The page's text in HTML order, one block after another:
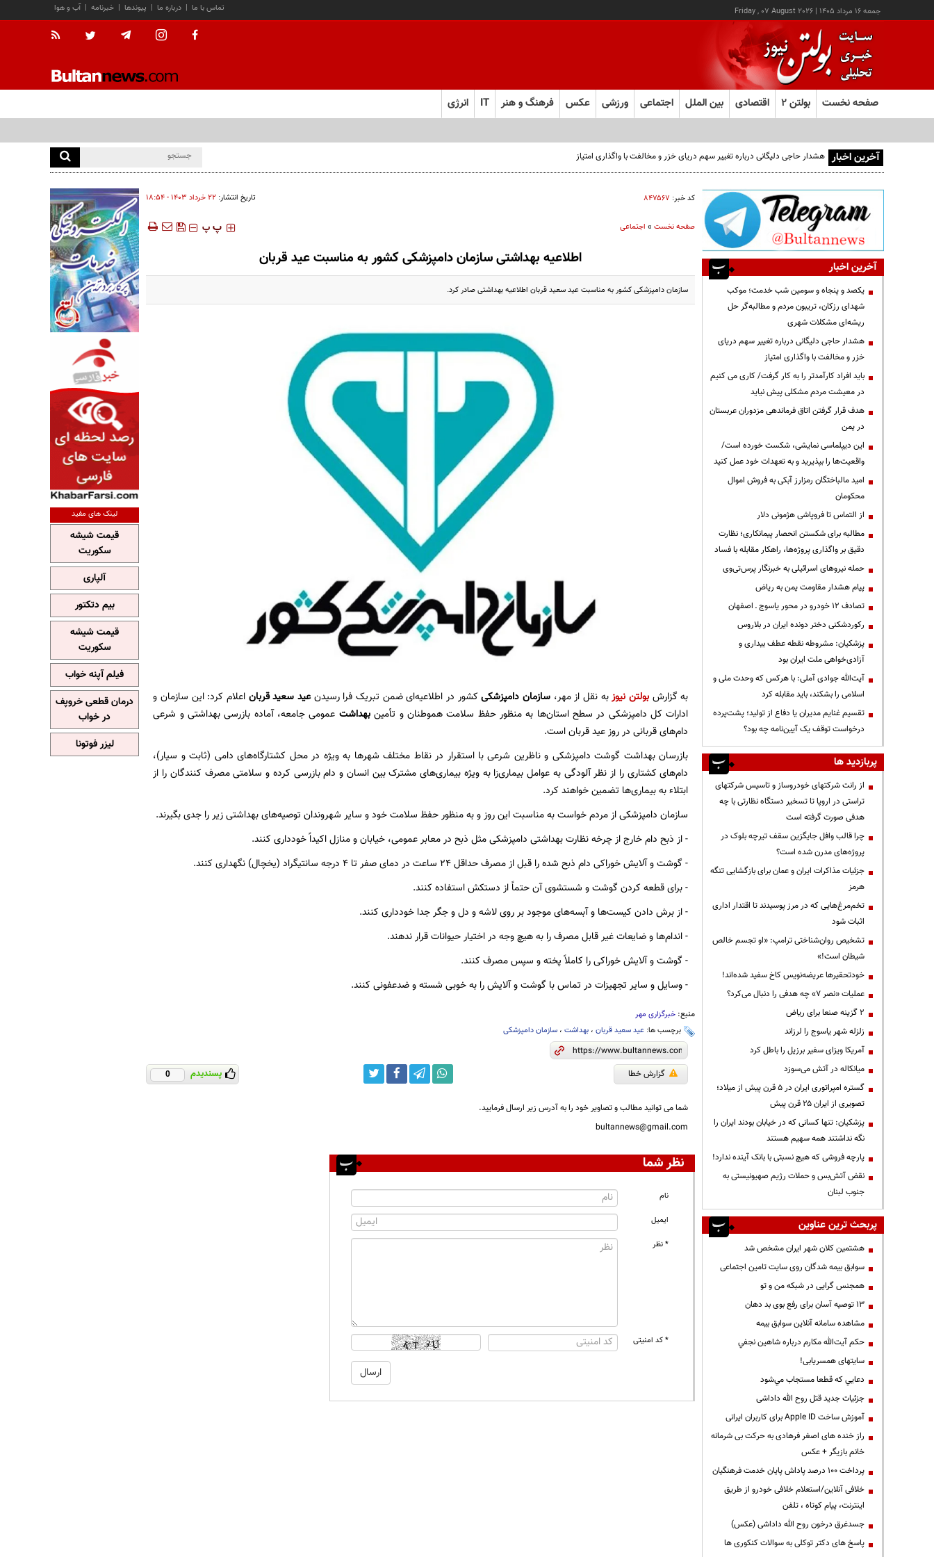
جمعه ۱۶ مرداد ۱۴۰۵ |
Friday , 07 August 2026 آب و هوا | خبرنامه | پیوندها | درباره ما | تماس با ما
صفحه نخست بولتن ۲ اقتصادی بین الملل اجتماعی ورزشی عکس فرهنگ و هنر IT انرژی
آخرین اخبار
کد خبر: ۸۴۷۵۶۷ تاریخ انتشار: ۲۲ خرداد ۱۴۰۳ - ۱۸:۵۴
صفحه نخست» اجتماعی ‍‍‍ پ پ
اطلاعیه بهداشتی سازمان دامپزشکی کشور به مناسبت عید قربان
سازمان دامپزشکی کشور به مناسبت عید سعید قربان اطلاعیه‌ بهداشتی صادر کرد.
به گزارش بولتن نیوزبه نقل از مهر، سازمان دامپزشکیکشور در اطلاعیه‌ای ضمن تبریک فرا رسیدنعید سعید قربان اعلام کرد: این سازمان و
ادارات کل دامپزشکی در سطح استان‌ها به منظور حفظ سلامت هموطنان و تأمینبهداشت عمومی جامعه، آماده بازرسی بهداشتی و شرعی
دام‌های قربانی در روز عید قربان است.
بازرسان بهداشت گوشت دامپزشکی و ناظرین شرعی با استقرار در نقاط مختلف شهرها به ویژه در محل کشتارگاه‌های دامی (ثابت و سیار)،
دام‌های کشتاری را از نظر آلودگی به عوامل بیماری‌زا به ویژه بیماری‌های مشترک بین انسان و دام بازرسی کرده و سلامتی مصرف کنندگان را از
ابتلاء به بیماری‌ها تضمین خواهند کرد.
سازمان دامپزشکی از مردم خواست به مناسبت این روز و به منظور حفظ سلامت خود و سایر شهروندان توصیه‌های بهداشتی زیر را جدی بگیرند.
- از ذبح دام خارج از چرخه نظارت بهداشتی دامپزشکی مثل ذبح در معابر عمومی، خیابان و منازل اکیداً خودداری کنند.
- گوشت و آلایش خوراکی دام ذبح شده را قبل از مصرف حداقل ۲۴ ساعت در دمای صفر تا ۴ درجه سانتیگراد (یخچال) نگهداری کنند.
- برای قطعه کردن گوشت و شستشوی آن حتماً از دستکش استفاده کنند.
- از برش دادن کیست‌ها و آبسه‌های موجود بر روی لاشه و دل و جگر جدا خودداری کنند.
- اندام‌ها و ضایعات غیر قابل مصرف را به هیچ وجه در اختیار حیوانات قرار ندهند.
- گوشت و آلایش خوراکی را کاملاً پخته و سپس مصرف کنند.
- وسایل و سایر تجهیزات در تماس با گوشت و آلایش را به خوبی شسته و ضدعفونی کنند.
منبع: خبرگزاری مهر
برچسب ها: عید سعید قربان، بهداشت، سازمان دامپزشکی
گزارش خطا پسندیدم 0
شما می توانید مطالب و تصاویر خود را به آدرس زیر ارسال فرمایید.
bultannews@gmail.com
نظر شما
نام
ایمیل
* نظر
* کد امنیتی
آخرین اخبار
یکصد و پنجاه و سومین شب خدمت؛ موکب
شهدای رزکان، تریبون مردم و مطالبه‌گر حل
ریشه‌ای مشکلات شهری
هشدار حاجی دلیگانی درباره تغییر سهم دریای
خزر و مخالفت با واگذاری امتیاز
باید افراد کارآمدتر را به کار گرفت/ کاری می کنیم
در معیشت مردم مشکلی پیش نیاید
هدف قرار گرفتن اتاق‌ فرماندهی مزدوران عربستان
در یمن
این دیپلماسی نمایشی، شکست خورده است/
واقعیت‌ها را بپذیرید و به تعهدات خود عمل کنید
امید مالباختگان رمزارز آبکی به فروش اموال
محکومان
از التماس تا فروپاشی هژمونی دلار
مطالبه برای شکستن انحصار پیمانکاری؛ نظارت
دقیق بر واگذاری پروژه‌ها، راهکار مقابله با فساد
حمله نیروهای اسرائیلی به خبرنگار پرس‌تی‌وی
پیام هشدار مقاومت یمن به ریاض
تصادف ۱۲ خودرو در محور یاسوج ـ اصفهان
رکوردشکنی دختر دونده ایران در بلاروس
پزشکیان: مشروطه نقطه عطف بیداری و
آزادی‌خواهی ملت ایران بود
آیت‌الله جوادی آملی: با هرکس که وحدت ملی و
اسلامی را بشکند، باید مقابله کرد
تقسیم غنایم مدیران یا دفاع از تولید؛ پشت‌پرده
درخواست توقف یک آیین‌نامه چه بود؟
پربازدید ها
از رانت‌ شرکتهای خودروساز و تاسیس شرکتهای
تراستی در اروپا تا تسخیر دستگاه نظارتی با چه
هدفی صورت گرفته است
چرا قالب وافل جایگزین سقف تیرچه بلوک در
پروژه‌های مدرن شده است؟
جزئیات مذاکرات ایران و عمان برای بازگشایی تنگه
هرمز
تخم‌مرغ‌هایی که در مرز پوسیدند تا اقتدار اداری
اثبات شود
تشخیص روان‌شناختی ترامپ: «او تجسم خالص
شیطان است!»
خودتحقیرها عریضه‌نویس کاخ سفید شده‌اند!
عملیات «نصر ۷» چه هدفی را دنبال می‌کرد؟
۲ گزینه صنعا برای ریاض
زلزله شهر یاسوج را لرزاند
آمریکا ویزای سفیر برزیل را باطل کرد
میانکاله در آتش می‌سوزد
گستره امپراتوری ایران در ۵ قرن پیش از میلاد؛
تصویری از ایران ۲۵ قرن پیش
پزشکیان: تنها کسانی که در خیابان بودند ایران را
نگه نداشتند همه سهیم هستند
پارچه فروشی که هیچ نسبتی با بانک آینده ندارد!
نقض آتش‌بس و حملات رژیم صهیونیستی به
جنوب لبنان
پربحث ترین عناوین
هشتمین کلان شهر ایران مشخص شد
سوابق بیمه شدگان روی سایت تامین اجتماعی
همجنس گرایی در شبکه من و تو
13 توصیه آسان برای رفع بوی بد دهان
مشاهده سامانه آنلاين سوابق بیمه
حكم آيت‌الله مكارم درباره شاهين نجفي
سایتهای همسریابی!
دعايي كه قطعا مستجاب مي‌شود
جزئیات جدید قتل روح الله داداشی
آموزش ساخت Apple ID برای کاربران ایرانی
راز خنده های اصغر فرهادی به حرکت بی شرمانه
خانم بازیگر + عکس
پرداخت ۱۰۰ درصد پاداش پایان خدمت فرهنگیان
خلافی آنلاین/استعلام خلافی خودرو از طریق
اینترنت، پیام کوتاه ، تلفن
جسدغرق درخون روح الله داداشی (عکس)
پاسخ های دکتر توکلی به سوالات کنکوری ها
لینک های مفید
قیمت شیشه
سکوریت
آلپاری
بیم دتکتور
قیمت شیشه
سکوریت
فیلم آپنه خواب
درمان قطعی خروپف
در خواب
لیزر فوتونا